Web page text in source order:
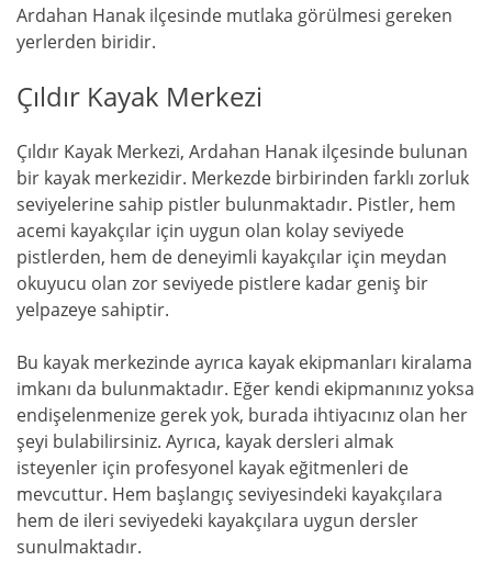
Ardahan Hanak ilçesinde mutlaka görülmesi gereken
yerlerden biridir.
Çıldır Kayak Merkezi
Çıldır Kayak Merkezi, Ardahan Hanak ilçesinde bulunan
bir kayak merkezidir. Merkezde birbirinden farklı zorluk
seviyelerine sahip pistler bulunmaktadır. Pistler, hem
acemi kayakçılar için uygun olan kolay seviyede
pistlerden, hem de deneyimli kayakçılar için meydan
okuyucu olan zor seviyede pistlere kadar geniş bir
yelpazeye sahiptir.
Bu kayak merkezinde ayrıca kayak ekipmanları kiralama
imkanı da bulunmaktadır. Eğer kendi ekipmanınız yoksa
endişelenmenize gerek yok, burada ihtiyacınız olan her
şeyi bulabilirsiniz. Ayrıca, kayak dersleri almak
isteyenler için profesyonel kayak eğitmenleri de
mevcuttur. Hem başlangıç seviyesindeki kayakçılara
hem de ileri seviyedeki kayakçılara uygun dersler
sunulmaktadır.